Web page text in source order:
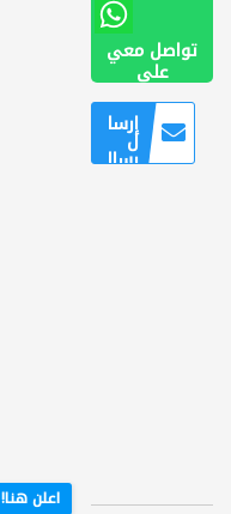
تواصل معي
على
0562579488
إرسا
ل
رسال
اعلن هنا!